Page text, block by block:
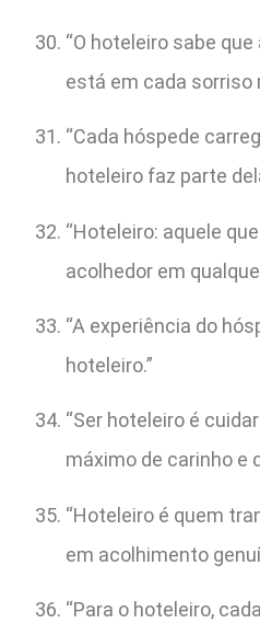
“O hoteleiro sabe
está em cada sorriso
“Cada hóspede
hoteleiro faz parte
“Hoteleiro: aquele
acolhedor em
“A experiência do
hoteleiro.”
“Ser hoteleiro é
máximo de carinho e
“Hoteleiro é quem
em acolhimento
“Para o hoteleiro,